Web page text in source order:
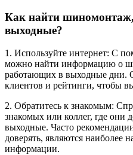
Как найти
выходные?
1. Используйте интернет: С
можно найти информацию о
работающих в выходные дни.
клиентов и рейтинги, чтобы
2. Обратитесь к знакомым:
знакомых или коллег, где они
выходные. Часто
доверять, являются наиболее
информации.